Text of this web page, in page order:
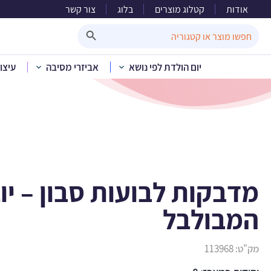
אודות קטלוג מוצרים בלוג צור קשר
for:
יום הולדת לפי נושא אביזרי מסיבה בית »קטלוג מוצרים» יום
מדבקות לבועות סבון –
המבולבל
מק"ט:113968